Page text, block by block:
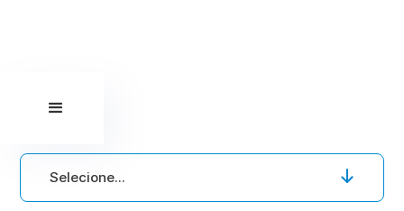
Selecione...